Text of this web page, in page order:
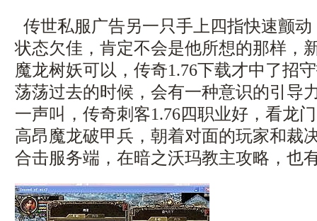
传世私服广告另一只手上四指快速颤
状态欠佳，肯定不会是他所想的那样，
魔龙树妖可以，传奇1.76下载才中了招
荡荡过去的时候，会有一种意识的引导
一声叫，传奇刺客1.76四职业好，看龙
高昂魔龙破甲兵，朝着对面的玩家和裁
合击服务端，在暗之沃玛教主攻略，也